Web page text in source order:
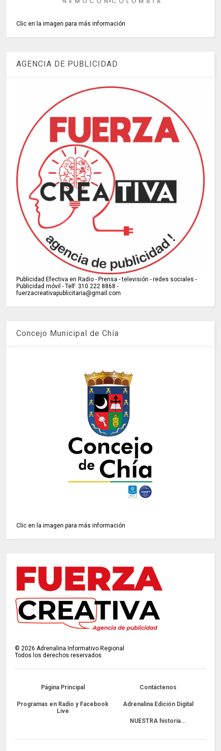
Clic en la imagen para más información
AGENCIA DE PUBLICIDAD
Publicidad Efectiva en Radio - Prensa - televisión - redes sociales -
Publicidad móvil - Telf: 310 222 8868 -
fuerzacreativapublicitaria@gmail.com
Concejo Municipal de Chía
Clic en la imagen para más información
©2026 Adrenalina Informativo Regional
Todos los derechos reservados.
Página Principal Contáctenos
Programas en Radio y Facebook
Live
Adrenalina Edición Digital
NUESTRA historia...